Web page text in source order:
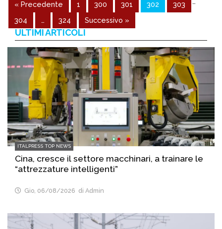
« Precedente 1 300 301 302
303
304
… 324 Successivo »
ULTIMI ARTICOLI
ITALPRESS TOP NEWS
Cina, cresce il settore macchinari, a trainare le
“attrezzature intelligenti”
Gio, 06/08/2026 di Admin